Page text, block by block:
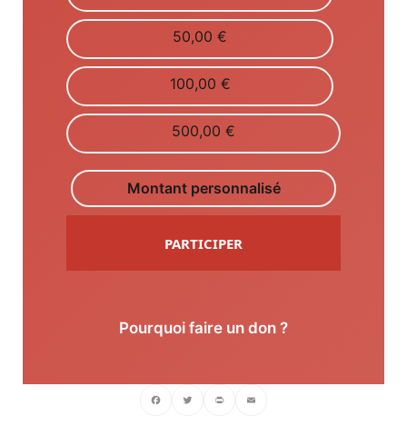
50,00 €
100,00 €
500,00 €
Montant personnalisé
PARTICIPER
Pourquoi faire un don ?